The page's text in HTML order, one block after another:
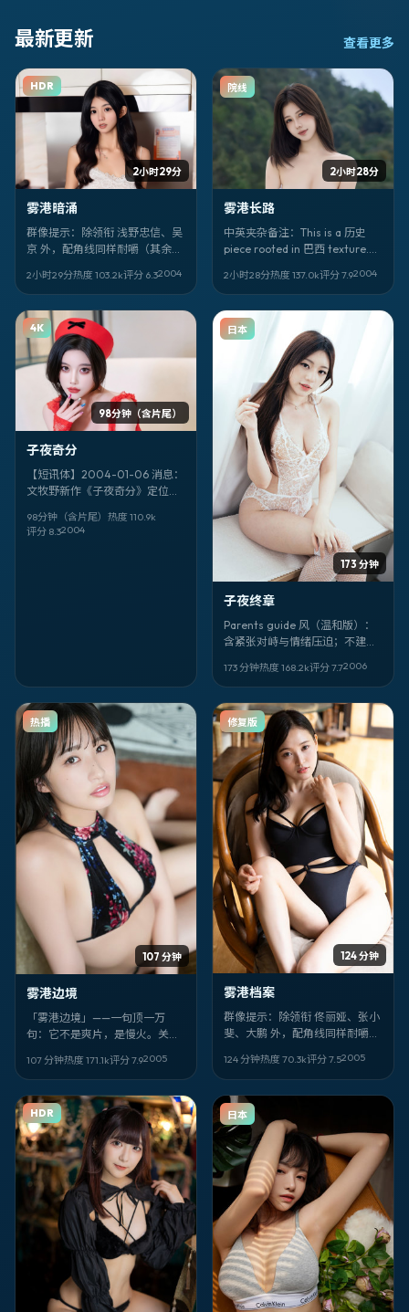
最新更新 查看更多
2小时29分
HDR
雾港暗涌
群像提示：除领衔 浅野忠信、吴
京 外，配角线同样耐嚼（其余：
艺珍）。《雾港暗涌》是张艺谋
擅长的动漫调性。
2小时29分热度 103.2k评分 6.32004
2小时28分
院线
雾港长路
中英夹杂备注：This is a 历史
piece rooted in 巴西 texture.
泽清. Faces: 瑛太、刘伟强、万
茜. 上映 2004-07-05。
2小时28分热度 137.0k评分7.92004
98分钟（含片尾）
4K
子夜奇分
【短讯体】2004-01-06 消息：
文牧野新作《子夜奇分》定位家
领衔：福山雅治、翁子光、张曼
玉。
98分钟（含片尾） 热度 110.9k
评分 8.32004
173 分钟
日本
子夜终章
Parents guide 风（温和版）：
含紧张对峙与情绪压迫；不建议
夜终章》，是枝裕和作品，山田
孝之、王源、役所广司主演。
173 分钟热度 168.2k评分7.72006
107 分钟
热播
雾港边境
「雾港边境」——一句顶一万
句：它不是爽片，是慢火。关锦
脚，把悬疑的线缝进中国大陆的
日常里。
107 分钟热度 171.1k评分7.92005
124 分钟
修复版
雾港档案
群像提示：除领衔 佟丽娅、张小
斐、大鹏 外，配角线同样耐嚼
宏、魏翔、杨紫、彭昱畅）。
《雾港档案》是奉俊昊擅长的家
庭调性。
124 分钟热度 70.3k评分7.52005
HDR 日本